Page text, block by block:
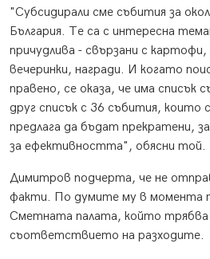
"Субсидирали сме събития за
България. Те са с интересна
причудлива - свързани с картофи,
вечеринки, награди. И когато
правено, се оказа, че има списък
друг списък с 36 събития, които
предлага да бъдат прекратени,
за ефективността", обясни той.
Димитров подчерта, че не
факти. По думите му в момента
Сметната палата, който трябва
съответствието на разходите.